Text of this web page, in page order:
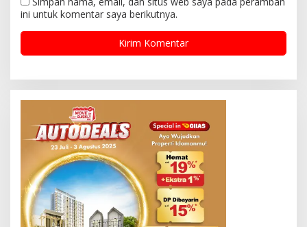
ini untuk komentar saya berikutnya.